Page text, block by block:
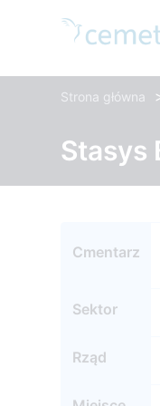
Strona główna
Stasys
Cmentarz
Sektor
Rząd